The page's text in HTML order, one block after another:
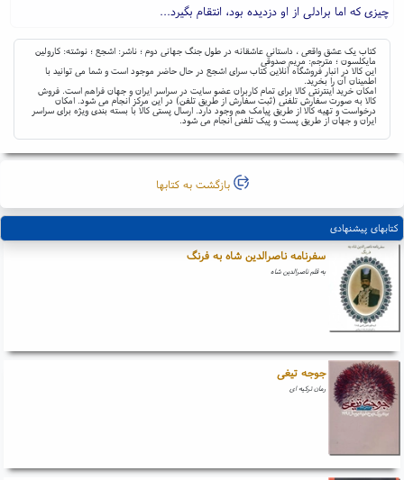
چیزی که اما برادلی از او دزدیده بود، انتقام بگیرد...
کتاب یک عشق واقعی ، داستانی عاشقانه در طول جنگ جهانی دوم ؛ ناشر: اشجع ؛ نوشته: کارولین
مایکلسون ؛ مترجم: مریم صدوقی
این کالا در انبار فروشگاه آنلاین کتاب سرای اشجع در حال حاضر موجود است و شما می توانید با
اطمینان آن را بخرید.
امکان خرید اینترنتی کالا برای تمام کاربران عضو سایت در سراسر ایران و جهان فراهم است. فروش
کالا به صورت سفارش تلفنی (ثبت سفارش از طریق تلفن) در این مرکز انجام می شود. امکان
درخواست و تهیه کالا از طریق پیامک هم وجود دارد. ارسال پستی کالا با بسته بندی ویژه برای سراسر
ایران و جهان از طریق پست و پیک تلفنی انجام می شود.
بازگشت به کتابها
کتابهای پیشنهادی
سفرنامه ناصرالدین شاه به فرنگ
به قلم ناصرالدین شاه
جوجه تیغی
رمان ترکیه ای